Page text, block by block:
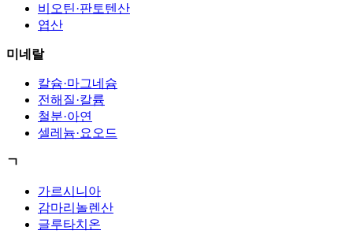
비오틴·판토텐산
엽산
미네랄
칼슘·마그네슘
전해질·칼륨
철분·아연
셀레늄·요오드
ㄱ
가르시니아
감마리놀렌산
글루타치온